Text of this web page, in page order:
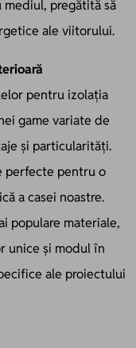
mediul, pregătită să
ale viitorului.
pentru izolația
game variate de
și particularități.
perfecte pentru o
a casei noastre.
populare materiale,
unice și modul în
ale proiectului